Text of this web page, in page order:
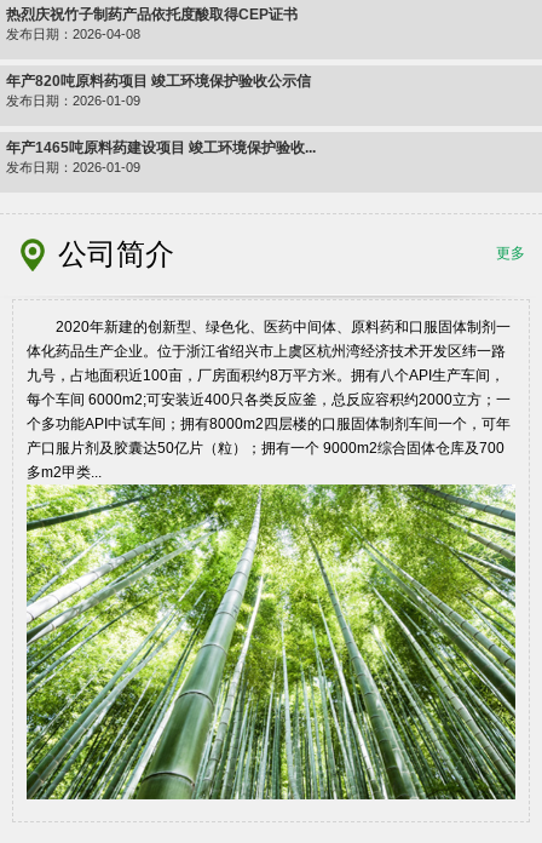
热烈庆祝竹子制药产品依托度酸取得CEP证书
发布日期：2026-04-08
年产820吨原料药项目 竣工环境保护验收公示信
发布日期：2026-01-09
年产1465吨原料药建设项目 竣工环境保护验收...
发布日期：2026-01-09
公司简介 更多
2020年新建的创新型、绿色化、医药中间体、原料药和口服固体制剂一
体化药品生产企业。位于浙江省绍兴市上虞区杭州湾经济技术开发区纬一路
九号，占地面积近100亩，厂房面积约8万平方米。拥有八个API生产车间，
每个车间 6000m2;可安装近400只各类反应釜，总反应容积约2000立方；一
个多功能API中试车间；拥有8000m2四层楼的口服固体制剂车间一个，可年
产口服片剂及胶囊达50亿片（粒）；拥有一个 9000m2综合固体仓库及700
多m2甲类...